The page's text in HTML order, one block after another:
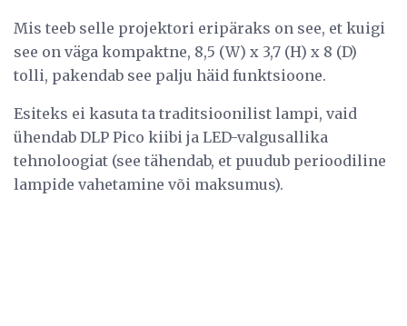
Mis teeb selle projektori eripäraks on see, et kuigi
see on väga kompaktne, 8,5 (W) x 3,7 (H) x 8 (D)
tolli, pakendab see palju häid funktsioone.
Esiteks ei kasuta ta traditsioonilist lampi, vaid
ühendab DLP Pico kiibi ja LED-valgusallika
tehnoloogiat (see tähendab, et puudub perioodiline
lampide vahetamine või maksumus).